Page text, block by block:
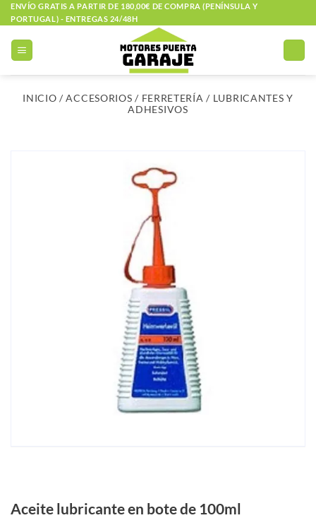
Saltar
al
contenido
ENVÍO GRATIS A PARTIR DE 180,00€ DE COMPRA (PENÍNSULA Y
PORTUGAL) - ENTREGAS 24/48H
INICIO / ACCESORIOS / FERRETERÍA / LUBRICANTES Y
ADHESIVOS
Aceite lubricante en bote de 100ml